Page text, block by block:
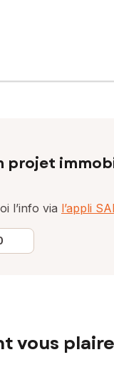
projet
l’info via l’appli
vous plaire